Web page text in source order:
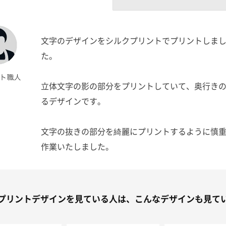
文字のデザインをシルクプリントでプリントしまし
た。
立体文字の影の部分をプリントしていて、奥行き
るデザインです。
文字の抜きの部分を綺麗にプリントするように慎
作業いたしました。
リントデザインを見ている人は、こんなデザインも見て